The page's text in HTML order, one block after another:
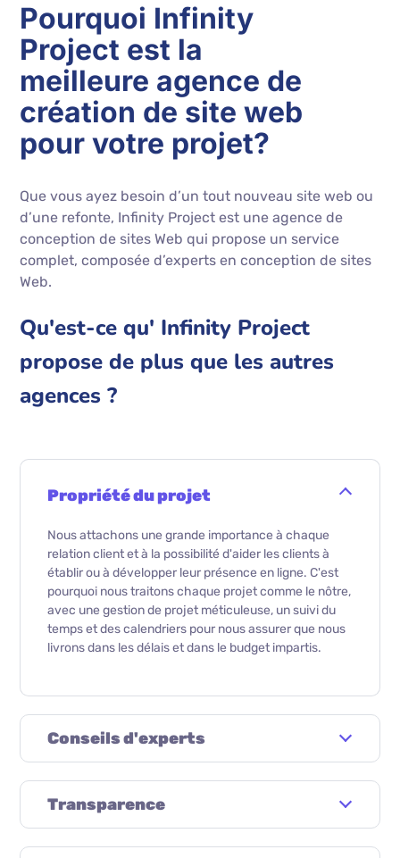
Pourquoi Infinity
Project est la
meilleure agence de
création de site web
pour votre projet?
Que vous ayez besoin d’un tout nouveau site web ou
d’une refonte, Infinity Project est une agence de
conception de sites Web qui propose un service
complet, composée d’experts en conception de sites
Web.
Qu'est-ce qu' Infinity Project
propose de plus que les autres
agences ?
Propriété du projet
Nous attachons une grande importance à chaque
relation client et à la possibilité d'aider les clients à
établir ou à développer leur présence en ligne. C'est
pourquoi nous traitons chaque projet comme le nôtre,
avec une gestion de projet méticuleuse, un suivi du
temps et des calendriers pour nous assurer que nous
livrons dans les délais et dans le budget impartis.
Conseils d'experts
Transparence